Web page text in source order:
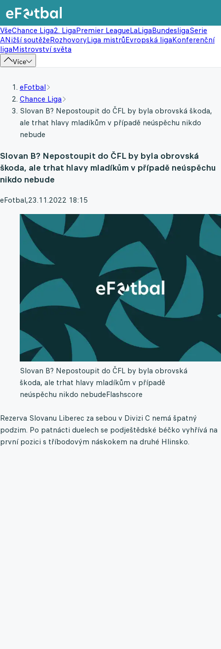
VšeChance Liga2. LigaPremier LeagueLaLigaBundesligaSerie
ANižší soutěžeRozhovoryLiga mistrůEvropská ligaKonferenční
ligaMistrovství světa
Více
eFotbal
Chance Liga
Slovan B? Nepostoupit do ČFL by byla obrovská škoda,
ale trhat hlavy mladíkům v případě neúspěchu nikdo
nebude
Slovan B? Nepostoupit do ČFL by byla obrovská
škoda, ale trhat hlavy mladíkům v případě neúspěchu
nikdo nebude
eFotbal,23.11.2022 18:15
Slovan B? Nepostoupit do ČFL by byla obrovská
škoda, ale trhat hlavy mladíkům v případě
neúspěchu nikdo nebudeFlashscore
Rezerva Slovanu Liberec za sebou v Divizi C nemá špatný
podzim. Po patnácti duelech se podještědské béčko vyhřívá na
první pozici s tříbodovým náskokem na druhé Hlinsko.